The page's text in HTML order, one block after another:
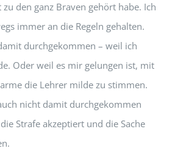
den ganz Braven gehört habe. Ich
immer an die Regeln gehalten.
durchgekommen – weil ich
Oder weil es mir gelungen ist, mit
die Lehrer milde zu stimmen.
nicht damit durchgekommen
Strafe akzeptiert und die Sache